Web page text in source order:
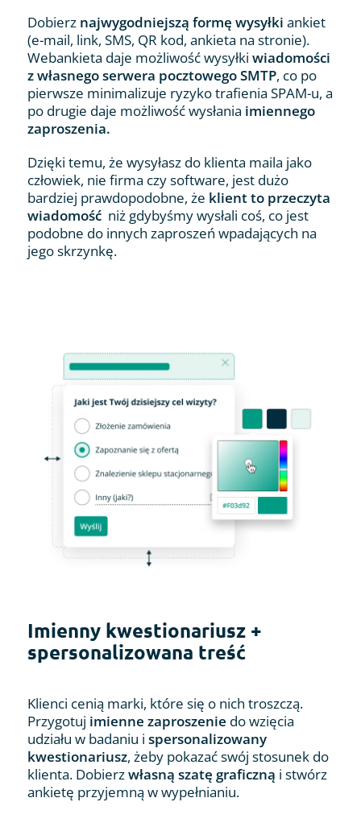
Dobierz najwygodniejszą formę wysyłki ankiet
(e-mail, link, SMS, QR kod, ankieta na stronie).
Webankieta daje możliwość wysyłki wiadomości
z własnego serwera pocztowego SMTP, co po
pierwsze minimalizuje ryzyko trafienia SPAM-u, a
po drugie daje możliwość wysłania imiennego
zaproszenia.
Dzięki temu, że wysyłasz do klienta maila jako
człowiek, nie firma czy software, jest dużo
bardziej prawdopodobne, że klient to przeczyta
wiadomośćniż gdybyśmy wysłali coś, co jest
podobne do innych zaproszeń wpadających na
jego skrzynkę.
Imienny kwestionariusz +
spersonalizowana treść
Klienci cenią marki, które się o nich troszczą.
Przygotuj imienne zaproszenie do wzięcia
udziału w badaniu i spersonalizowany
kwestionariusz, żeby pokazać swój stosunek do
klienta. Dobierzwłasną szatę graficzną i stwórz
ankietę przyjemną w wypełnianiu.